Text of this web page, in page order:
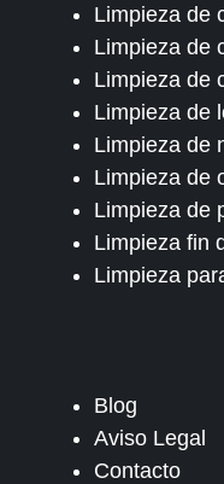
Limpieza de
Limpieza de
Limpieza de
Limpieza de
Limpieza de
Limpieza de
Limpieza de
Limpieza fin
Limpieza
Blog
Aviso Legal
Contacto